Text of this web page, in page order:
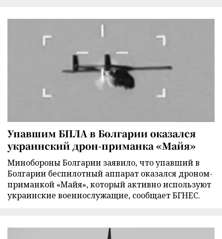
Упавшим БПЛА в Болгарии оказался
украинский дрон-приманка «Майя»
Минобороны Болгарии заявило, что упавший в
Болгарии беспилотный аппарат оказался дроном-
приманкой «Майя», который активно используют
украинские военнослужащие, сообщает БГНЕС.